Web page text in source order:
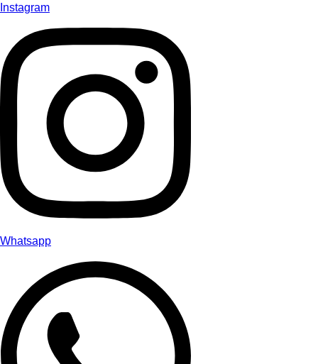
Instagram
Whatsapp